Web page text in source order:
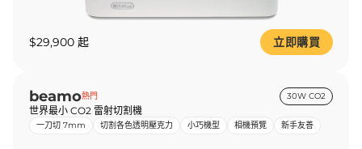
$29,900 起 立即購買
beamo熱門 30W CO2
世界最小 CO2 雷射切割機
一刀切 7mm 切割各色透明壓克力 小巧機型 相機預覽 新手友善